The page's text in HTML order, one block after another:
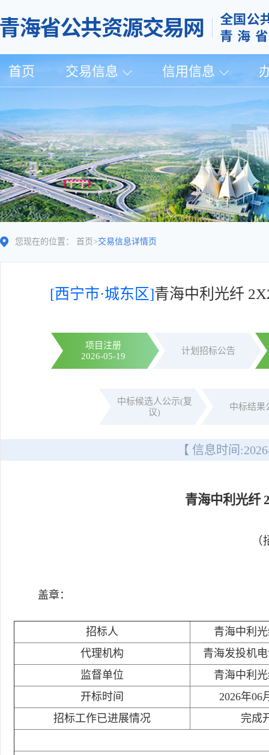
首页 交易信息 信用信息
您现在的位置： 首页 >交易信息详情页
[西宁市·城东区]青海中利光纤
项目注册
2026-05-19
计划招标公告
中标候选人公示(复
议)
中标结果
【 信息时间:
青海中利光纤
盖章：
招标人
青海中利
代理机构
青海发投机
监督单位
青海中利
开标时间
2026年06
招标工作已进展情况
完成